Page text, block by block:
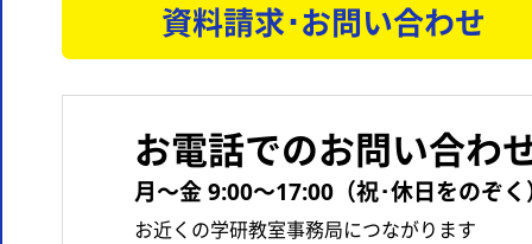
資料請求･お問い合わせ
お電話でのお問い合わ
月〜金 9:00〜17:00（祝･休日をのぞく
お近くの学研教室事務局につながります